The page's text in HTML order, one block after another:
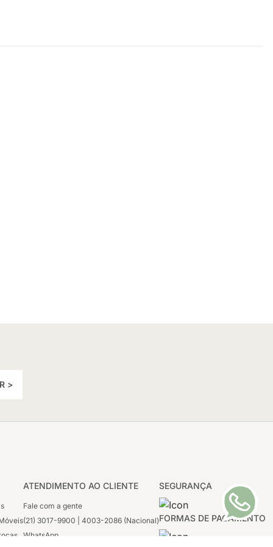
>
SEGURANÇA
FORMAS DE PAGAMENTO
ATENDIMENTO AO CLIENTE
Fale com a gente
(21) 3017-9900 | 4003-2086 (Nacional)
WhatsApp